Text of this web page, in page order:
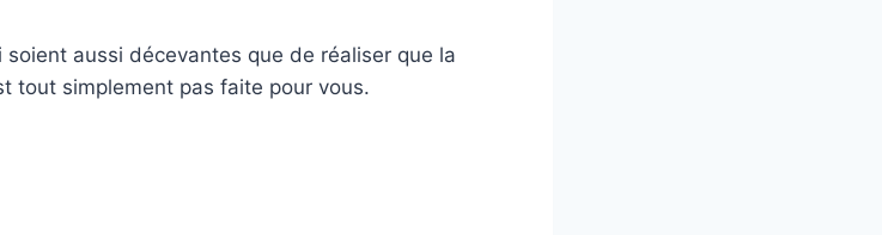
aussi décevantes que de réaliser que la
tout simplement pas faite pour vous.